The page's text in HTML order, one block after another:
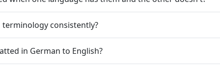
consistently?
in German to English?